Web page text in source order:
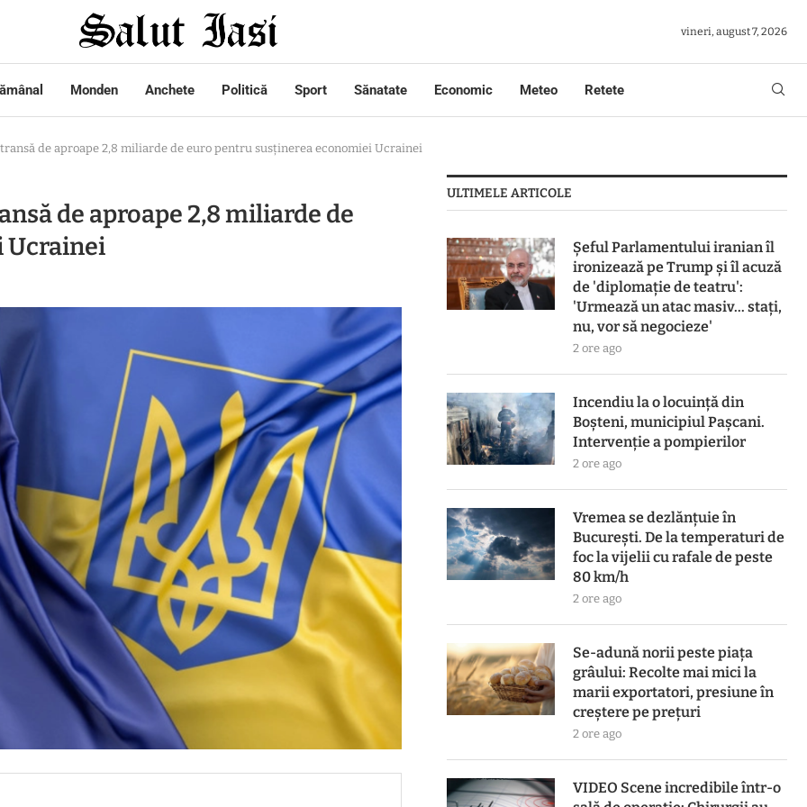
vineri, august 7, 2026
Monden Anchete Politică Sport Sănatate Economic Meteo Retete
de aproape 2,8 miliarde de euro pentru susținerea economiei Ucrainei
de aproape 2,8 miliarde de
Ucrainei
ULTIMELE ARTICOLE
Șeful Parlamentului iranian îl
ironizează pe Trump și îl acuză
de 'diplomație de teatru':
'Urmează un atac masiv… stați,
nu, vor să negocieze'
2 ore ago
Incendiu la o locuință din
Boșteni, municipiul Pașcani.
Intervenție a pompierilor
2 ore ago
Vremea se dezlănțuie în
București. De la temperaturi de
foc la vijelii cu rafale de peste
80 km/h
2 ore ago
Se-adună norii peste piața
grâului: Recolte mai mici la
marii exportatori, presiune în
creștere pe prețuri
2 ore ago
VIDEO Scene incredibile într-o